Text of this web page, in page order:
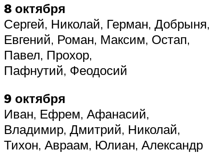
8 октября
Сергей, Николай, Герман, Добрыня,
Евгений, Роман, Максим, Остап,
Павел, Прохор,
Пафнутий, Феодосий
9 октября
Иван, Ефрем, Афанасий,
Владимир, Дмитрий, Николай,
Тихон, Авраам, Юлиан, Александр